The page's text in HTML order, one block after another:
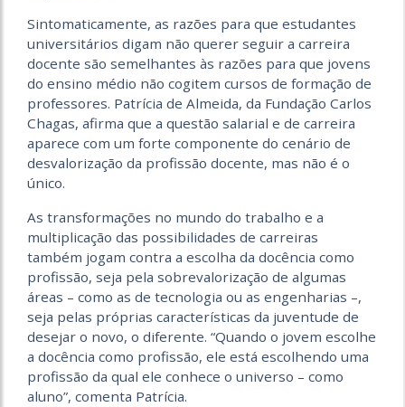
Sintomaticamente, as razões para que estudantes
universitários digam não querer seguir a carreira
docente são semelhantes às razões para que jovens
do ensino médio não cogitem cursos de formação de
professores. Patrícia de Almeida, da Fundação Carlos
Chagas, afirma que a questão salarial e de carreira
aparece com um forte componente do cenário de
desvalorização da profissão docente, mas não é o
único.
As transformações no mundo do trabalho e a
multiplicação das possibilidades de carreiras
também jogam contra a escolha da docência como
profissão, seja pela sobrevalorização de algumas
áreas – como as de tecnologia ou as engenharias –,
seja pelas próprias características da juventude de
desejar o novo, o diferente. “Quando o jovem escolhe
a docência como profissão, ele está escolhendo uma
profissão da qual ele conhece o universo – como
aluno”, comenta Patrícia.